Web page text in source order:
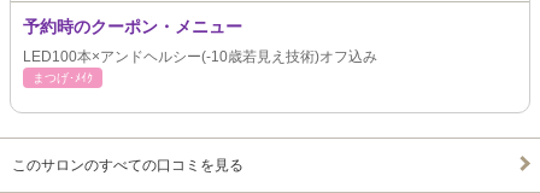
予約時のクーポン・メニュー
LED100本×アンドヘルシー(-10歳若見え技術)オフ込み
まつげ･ﾒｲｸ
このサロンのすべての口コミを見る